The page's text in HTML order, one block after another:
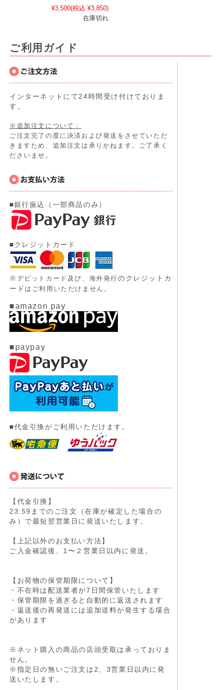
¥3,500(税込 ¥3,850)
在庫切れ
ご利用ガイド
インターネットにて24時間受け付けておりま
す。
※追加注文について：
ご注文完了の度に決済および発送をさせていただ
きますため、追加注文は承りかねます。ご了承く
ださいませ。
■銀行振込（一部商品のみ）
■クレジットカード
※ デビットカード及び、 海外発行のクレジットカ
ード はご利用いただけません。
■amazon pay
■paypay
■代金引換がご利用いただけます。
【代金引換】
23:59までのご注文（在庫が確定した場合の
み）で最短翌営業日に発送いたします。
【上記以外のお支払い方法】
ご入金確認後、1〜２営業日以内に発送。
【お荷物の保管期限について】
・不在時は配送業者が7日間保管いたします
・保管期限を過ぎると自動的に返送されます
・返送後の再発送には追加送料が発生する場合
があります
※ネット購入の商品の店頭受取は承っておりま
せん。
※指定日の無いご注文は2、3営業日以内に発
送いたします。